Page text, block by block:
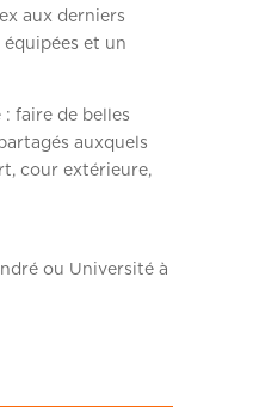
aux derniers
et un
faire de belles
auxquels
cour extérieure,
ou Université à